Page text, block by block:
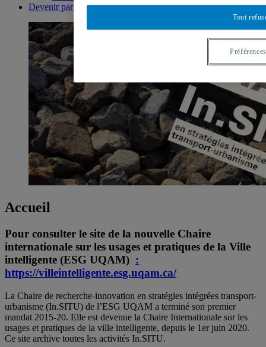
Devenir partenaire de la Chaire 2015-2020
Accueil
Pour consulter le site de la nouvelle Chaire
internationale sur les usages et pratiques de la Ville
intelligente (ESG UQAM) :
https://villeintelligente.esg.uqam.ca/
La Chaire de recherche-innovation en stratégies intégrées transport-
urbanisme (In.SITU) de l’ESG UQAM a terminé son premier
mandat 2015-20. Elle est devenue la Chaire Internationale sur les
usages et pratiques de la ville intelligente, depuis le 1er juin 2020.
Ce site archive toutes les activités In.SITU.
Tout
Préférences